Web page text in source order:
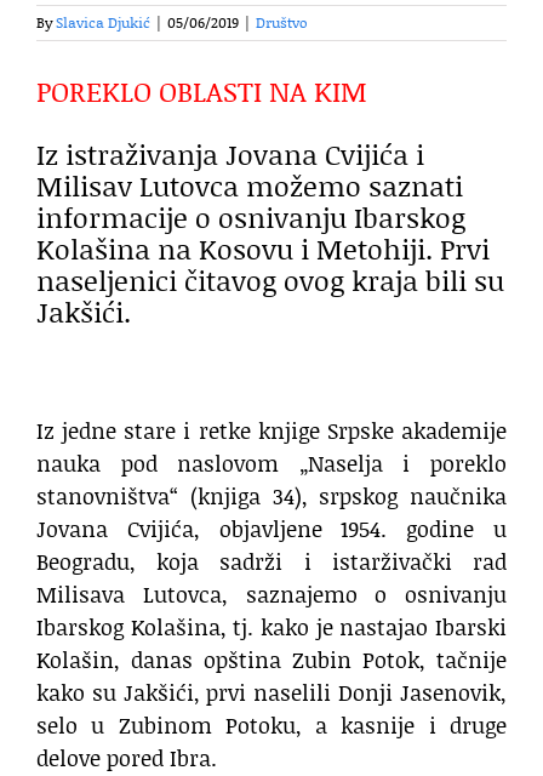
BySlavica Djukić 05/06/2019 Društvo
POREKLO OBLASTI NA KIM
Iz istraživanja Jovana Cvijića i
Milisav Lutovca možemo saznati
informacije o osnivanju Ibarskog
Kolašina na Kosovu i Metohiji. Prvi
naseljenici čitavog ovog kraja bili su
Jakšići.
Iz jedne stare i retke knjige Srpske akademije
nauka pod naslovom „Naselja i poreklo
stanovništva“ (knjiga 34), srpskog naučnika
Jovana Cvijića, objavljene 1954. godine u
Beogradu, koja sadrži i istarživački rad
Milisava Lutovca, saznajemo o osnivanju
Ibarskog Kolašina, tj. kako je nastajao Ibarski
Kolašin, danas opština Zubin Potok, tačnije
kako su Jakšići, prvi naselili Donji Jasenovik,
selo u Zubinom Potoku, a kasnije i druge
delove pored Ibra.